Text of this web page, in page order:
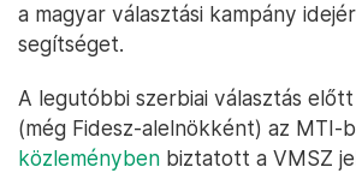
a magyar választási kampány
segítséget.
A legutóbbi szerbiai választás
(még Fidesz-alelnökként) az MTI-
közleményben biztatott a VMSZ